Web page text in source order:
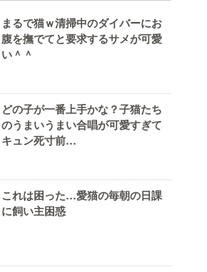
まるで猫ｗ清掃中のダイバーにお
腹を撫でてと要求するサメが可愛
い＾＾
どの子が一番上手かな？子猫たち
のうまいうまい合唱が可愛すぎて
キュン死寸前…
これは困った…愛猫の毎朝の日課
に飼い主困惑